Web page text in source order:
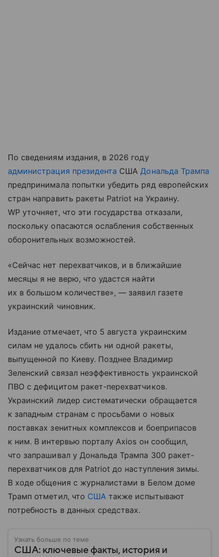
По сведениям издания, в 2026 году
администрация президента СШАДональда Трампа
предпринимала попытки убедить ряд европейских
стран направить ракеты Patriot на Украину.
WP уточняет, что эти государства отказали,
поскольку опасаются ослабления собственных
оборонительных возможностей.
«Сейчас нет перехватчиков, и в ближайшие
месяцы я не верю, что удастся найти
их в большом количестве», — заявил газете
украинский чиновник.
Издание отмечает, что 5 августа украинским
силам не удалось сбить ни одной ракеты,
выпущенной по Киеву. Позднее Владимир
Зеленский связал неэффективность украинской
ПВО с дефицитом ракет-перехватчиков.
Украинский лидер систематически обращается
к западным странам с просьбами о новых
поставках зенитных комплексов и боеприпасов
к ним. В интервью порталу Axios он сообщил,
что запрашивал у Дональда Трампа 300 ракет-
перехватчиков для Patriot до наступления зимы.
В ходе общения с журналистами в Белом доме
Трамп отметил, что США также испытывают
потребность в данных средствах.
Узнать больше по теме
США: ключевые факты, история и